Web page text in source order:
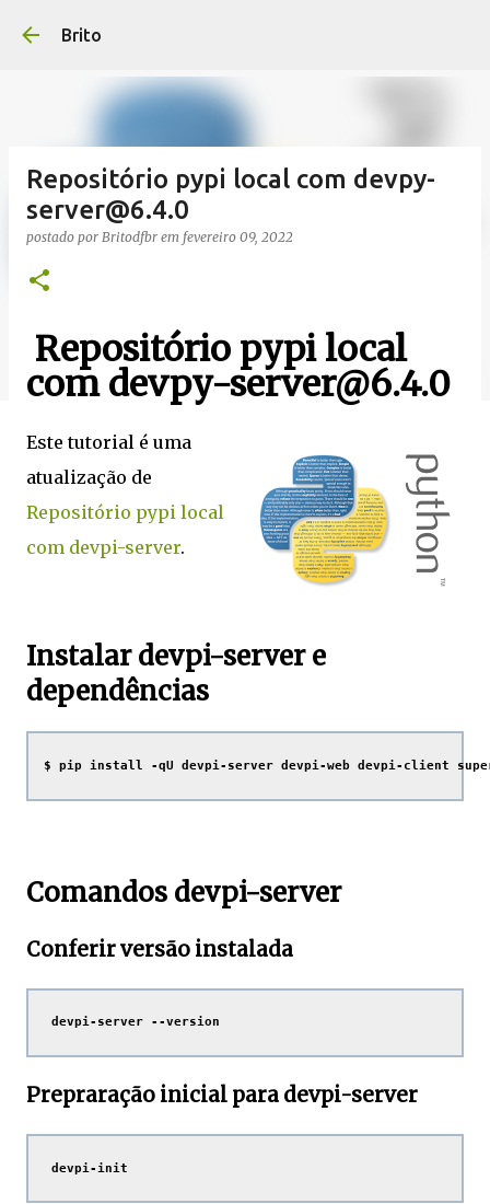
Brito
Repositório pypi local com devpy-
server@6.4.0
postado por Britodfbr em fevereiro 09, 2022
Repositório pypi local
com devpy-server@6.4.0
Este tutorial é uma
atualização de
Repositório pypi local
com devpi-server.
Instalar devpi-server e
dependências
$ pip install -qU devpi-server devpi-web devpi-client
Comandos devpi-server
Conferir versão instalada
devpi-server --version
Prepraração inicial para devpi-server
devpi-init